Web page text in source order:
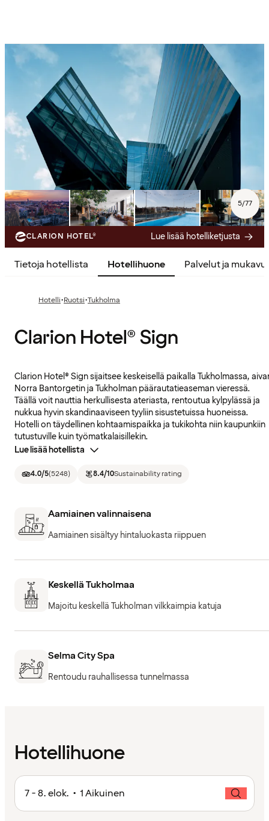
5/77
CLARION HOTEL® Lue lisää hotelliketjusta
Tietoja hotellista Hotellihuone Palvelut ja
Hotelli·Ruotsi·Tukholma
Clarion Hotel® Sign
Clarion Hotel® Sign sijaitsee keskeisellä paikalla Tukholmassa,
Norra Bantorgetin ja Tukholman päärautatieaseman vieressä.
Täällä voit nauttia herkullisesta ateriasta, rentoutua kylpylässä ja
nukkua hyvin skandinaaviseen tyyliin sisustetuissa huoneissa.
Hotelli on täydellinen kohtaamispaikka ja tukikohta niin kaupunkiin
tutustuville kuin työmatkalaisillekin.
Lue lisää hotellista
4.0/5(5248) 8.4/10Sustainability rating
Aamiainen valinnaisena
Aamiainen sisältyy hintaluokasta riippuen
Keskellä Tukholmaa
Majoitu keskellä Tukholman vilkkaimpia katuja
Selma City Spa
Rentoudu rauhallisessa tunnelmassa
Hotellihuone
7 - 8. elok. • 1 Aikuinen